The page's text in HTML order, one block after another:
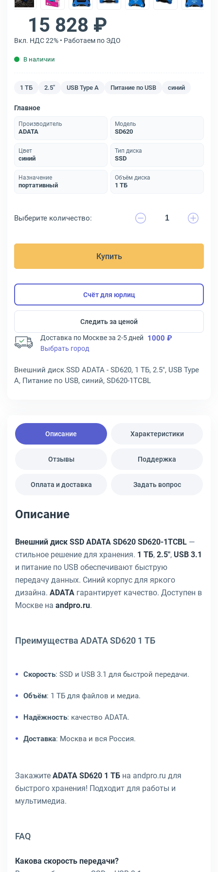
15 828 ₽
Вкл. НДС 22% • Работаем по ЭДО
В наличии
1 ТБ 2.5" USB Type A Питание по USB синий
Главное
Производитель
ADATA
Модель
SD620
Цвет
синий
Тип диска
SSD
Назначение
портативный
Объём диска
1 ТБ
Выберите количество:
Купить
Счёт для юрлиц
Следить за ценой
Доставка по Москве за 2-5 дней 1000 ₽
Выбрать город
Внешний диск SSD ADATA - SD620, 1 ТБ, 2.5", USB Type
A, Питание по USB, синий, SD620-1TCBL
Описание Характеристики
Отзывы Поддержка
Оплата и доставка Задать вопрос
Описание
Внешний диск SSD ADATA SD620 SD620-1TCBL —
стильное решение для хранения. 1 ТБ, 2.5", USB 3.1
и питание по USB обеспечивают быструю
передачу данных. Синий корпус для яркого
дизайна. ADATA гарантирует качество. Доступен в
Москве на andpro.ru.
Преимущества ADATA SD620 1 ТБ
Скорость: SSD и USB 3.1 для быстрой передачи.
Объём: 1 ТБ для файлов и медиа.
Надёжность: качество ADATA.
Доставка: Москва и вся Россия.
Закажите ADATA SD620 1 ТБ на andpro.ru для
быстрого хранения! Подходит для работы и
мультимедиа.
FAQ
Какова скорость передачи?